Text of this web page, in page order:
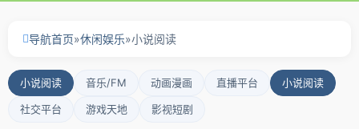
导航首页»休闲娱乐»小说阅读
小说阅读 音乐/FM 动画漫画 直播平台 小说阅读
社交平台 游戏天地 影视短剧